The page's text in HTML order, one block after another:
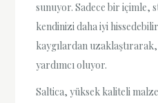
sunuyor. Sadece bir içimle,
kendinizi daha iyi
kaygılardan uzaklaştırarak,
yardımcı oluyor.
Saltica, yüksek kaliteli